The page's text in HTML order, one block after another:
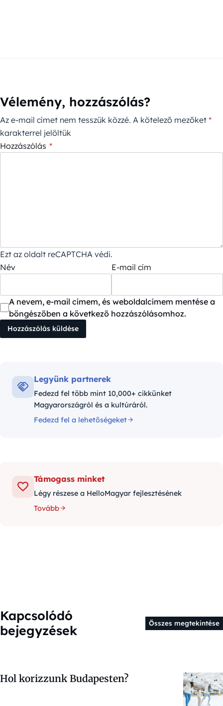
Vélemény, hozzászólás?
Az e-mail címet nem tesszük közzé. A kötelező mezőket *
karakterrel jelöltük
Hozzászólás *
Ezt az oldalt reCAPTCHA védi.
Név
E-mail cím
A nevem, e-mail címem, és weboldalcímem mentése a
böngészőben a következő hozzászólásomhoz.
Legyünk partnerek
Fedezd fel több mint 10,000+ cikkünket
Magyarországról és a kultúráról.
Fedezd fel a lehetőségeket
Támogass minket
Légy részese a HelloMagyar fejlesztésének
Tovább
Kapcsolódó
bejegyzések
Összes megtekintése
Hol korizzunk Budapesten?